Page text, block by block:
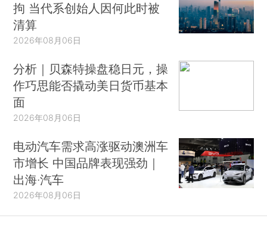
拘 当代系创始人因何此时被
清算
2026年08月06日
分析｜贝森特操盘稳日元，操
作巧思能否撬动美日货币基本
面
2026年08月06日
电动汽车需求高涨驱动澳洲车
市增长 中国品牌表现强劲｜
出海·汽车
2026年08月06日